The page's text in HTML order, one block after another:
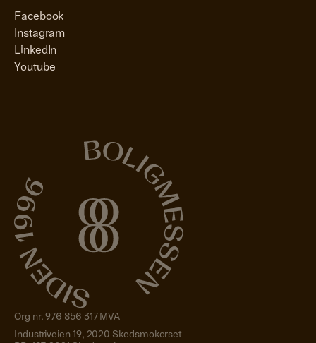
Facebook
Instagram
LinkedIn
Youtube
Org nr. 976 856 317 MVA
Industriveien 19, 2020 Skedsmokorset